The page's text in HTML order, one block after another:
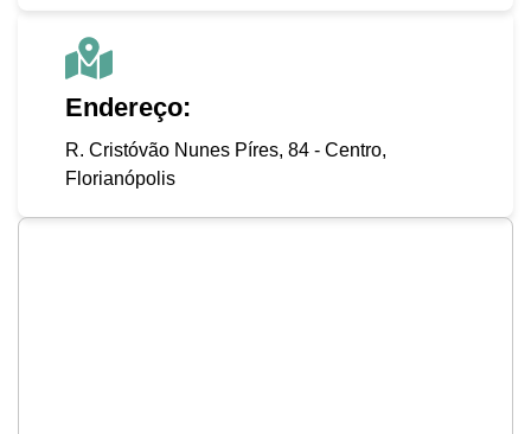
Endereço:
R. Cristóvão Nunes Píres, 84 - Centro,
Florianópolis